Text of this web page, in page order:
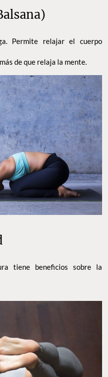
Permite relajar el cuerpo
de que relaja la mente.
tiene beneficios sobre la